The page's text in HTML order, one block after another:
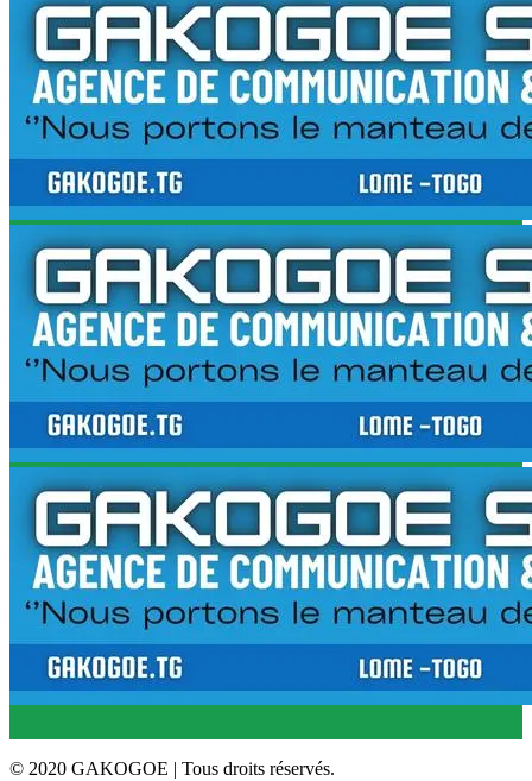
© 2020 GAKOGOE | Tous droits réservés.